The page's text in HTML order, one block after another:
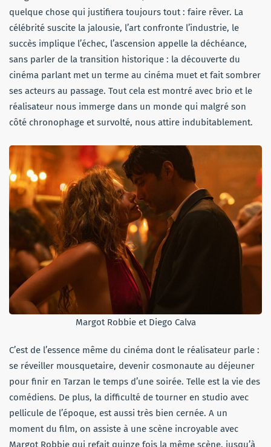
quelque chose qui justifiera toujours tout : faire rêver. La
célébrité suscite la jalousie, l’art confronte l’industrie, le
succès implique l’échec, l’ascension appelle la déchéance,
sans parler de la transition historique : la découverte du
cinéma parlant met un terme au cinéma muet et fait sombrer
ses acteurs au passage. Tout cela est montré avec brio et le
réalisateur nous immerge dans un monde qui malgré son
côté chronophage et survolté, nous attire indubitablement.
Margot Robbie et Diego Calva
C’est de l’essence même du cinéma dont le réalisateur parle :
se réveiller mousquetaire, devenir cosmonaute au déjeuner
pour finir en Tarzan le temps d’une soirée. Telle est la vie des
comédiens. De plus, la difficulté de tourner en studio avec
pellicule de l’époque, est aussi très bien cernée. A un
moment du film, on assiste à une scène incroyable avec
Margot Robbie qui refait quinze fois la même scène, jusqu’à